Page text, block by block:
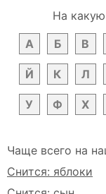
На
А
Б В
Й К Л
У Ф Х
Чаще всего на
Снится: яблоки